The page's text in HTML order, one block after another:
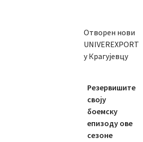
Отворен нови
UNIVEREXPORT
у Крагујевцу
Резервишите
своју
боемску
епизоду ове
сезоне